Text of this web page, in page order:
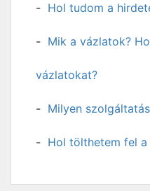
Hol tudom a
Mik a vázlatok?
vázlatokat?
Milyen
Hol tölthetem fel